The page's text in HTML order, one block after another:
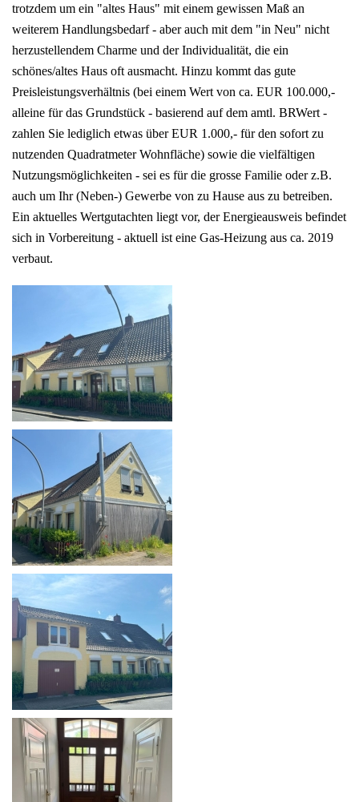
trotzdem um ein "altes Haus" mit einem gewissen Maß an
weiterem Handlungsbedarf - aber auch mit dem "in Neu" nicht
herzustellendem Charme und der Individualität, die ein
schönes/altes Haus oft ausmacht. Hinzu kommt das gute
Preisleistungsverhältnis (bei einem Wert von ca. EUR 100.000,-
alleine für das Grundstück - basierend auf dem amtl. BRWert -
zahlen Sie lediglich etwas über EUR 1.000,- für den sofort zu
nutzenden Quadratmeter Wohnfläche) sowie die vielfältigen
Nutzungsmöglichkeiten - sei es für die grosse Familie oder z.B.
auch um Ihr (Neben-) Gewerbe von zu Hause aus zu betreiben.
Ein aktuelles Wertgutachten liegt vor, der Energieausweis befindet
sich in Vorbereitung - aktuell ist eine Gas-Heizung aus ca. 2019
verbaut.